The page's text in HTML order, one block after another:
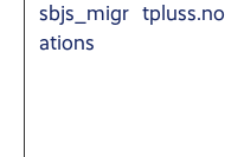
sbjs_migr
ations
tpluss.no